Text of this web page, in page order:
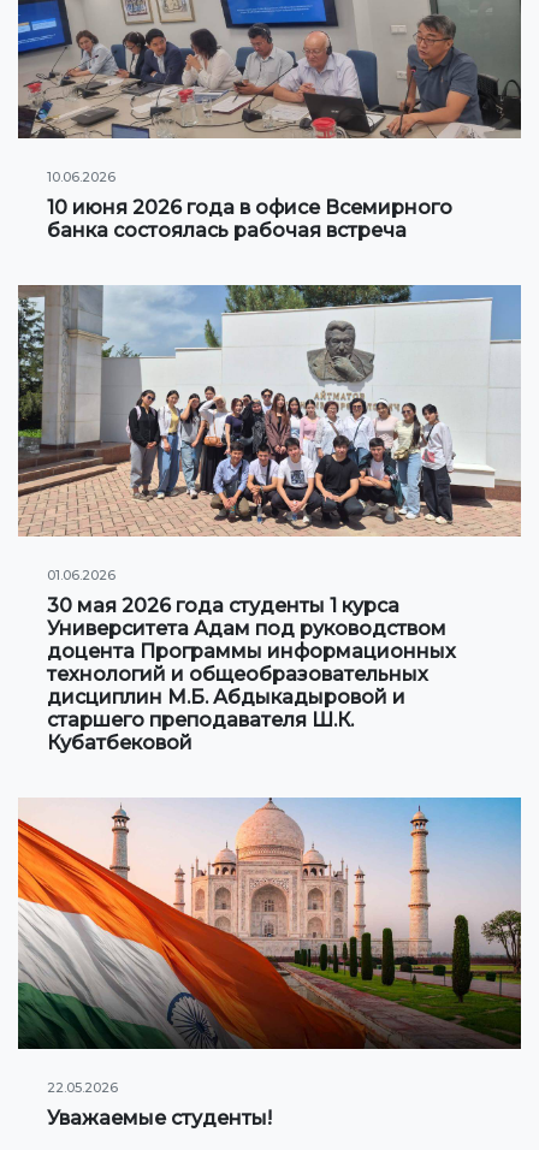
10.06.2026
10 июня 2026 года в офисе Всемирного
банка состоялась рабочая встреча
01.06.2026
30 мая 2026 года студенты 1 курса
Университета Адам под руководством
доцента Программы информационных
технологий и общеобразовательных
дисциплин М.Б. Абдыкадыровой и
старшего преподавателя Ш.К.
Кубатбековой
22.05.2026
Уважаемые студенты!